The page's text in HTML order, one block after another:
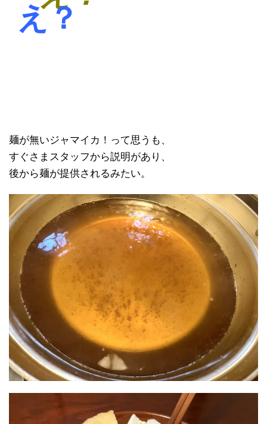
え？
麺が無いジャマイカ！って思うも、
すぐさまスタッフから説明があり、
後から麺が提供されるみたい。